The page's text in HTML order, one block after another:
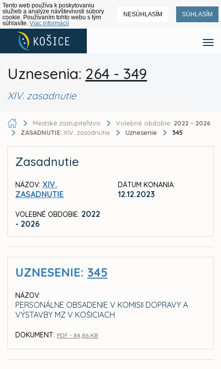
Tento web používa k poskytovaniu
služieb a analýze návštevnosti súbory
cookie. Používaním tohto webu s tým
súhlasíte. Viac informácií
NESÚHLASÍM SÚHLASÍM
Uznesenia: 264 - 349
XIV. zasadnutie
Mestské zastupiteľstvo Volebné obdobie: 2022 - 2026
ZASADNUTIE: XIV. zasadnutie Uznesenie 345
Zasadnutie
NÁZOV: XIV.
ZASADNUTIE
VOLEBNÉ OBDOBIE: 2022
- 2026
DÁTUM KONANIA:
12.12.2023
UZNESENIE: 345
NÁZOV:
PERSONÁLNE OBSADENIE V KOMISII DOPRAVY A
VÝSTAVBY MZ V KOŠICIACH
DOKUMENT: PDF - 84,86 KB